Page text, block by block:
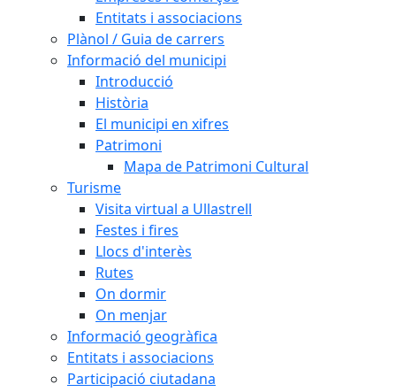
Entitats i associacions
Plànol / Guia de carrers
Informació del municipi
Introducció
Història
El municipi en xifres
Patrimoni
Mapa de Patrimoni Cultural
Turisme
Visita virtual a Ullastrell
Festes i fires
Llocs d'interès
Rutes
On dormir
On menjar
Informació geogràfica
Entitats i associacions
Participació ciutadana